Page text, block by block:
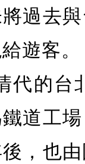
過去
遊客。
代的台
道工
，也